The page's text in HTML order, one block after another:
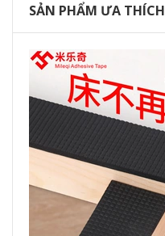
SẢN PHẨM ƯA THÍCH